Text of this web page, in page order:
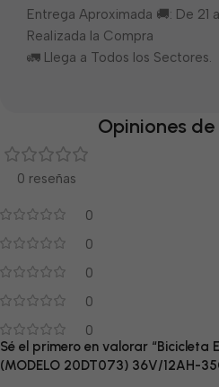
Entrega Aproximada 🚚: De 21
Realizada la Compra
🚛 Llega a Todos los Sectores.
Opiniones
0 reseñas
0
0
0
0
0
Sé el primero en valorar “Bicicleta
(MODELO 20DT073) 36V/12AH-